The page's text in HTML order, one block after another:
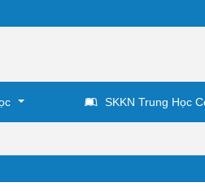
SKKN Trung Học